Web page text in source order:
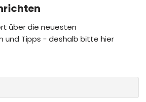
über die neuesten
und Tipps - deshalb bitte hier